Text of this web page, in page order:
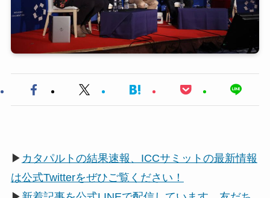
▶ カタパルトの結果速報、ICCサミットの最新情報
は公式Twitterをぜひご覧ください！